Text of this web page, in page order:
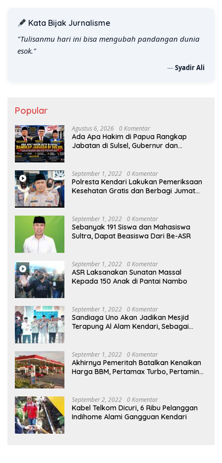
Kata Bijak Jurnalisme
"Tulisanmu hari ini bisa mengubah pandangan dunia
esok."
—Syadir Ali
Popular
Agustus 6, 2026 0 Komentar
Ada Apa Hakim di Papua Rangkap
Jabatan di Sulsel, Gubernur dan
September 1, 2022 0 Komentar
Polresta Kendari Lakukan Pemeriksaan
Kesehatan Gratis dan Berbagi Jumat
September 1, 2022 0 Komentar
Sebanyak 191 Siswa dan Mahasiswa
Sultra, Dapat Beasiswa Dari Be-ASR
September 1, 2022 0 Komentar
ASR Laksanakan Sunatan Massal
Kepada 150 Anak di Pantai Nambo
September 1, 2022 0 Komentar
Sandiaga Uno Akan Jadikan Mesjid
Terapung Al Alam Kendari, Sebagai
September 1, 2022 0 Komentar
Akhirnya Pemeritah Batalkan Kenaikan
Harga BBM, Pertamax Turbo, Pertamina
September 2, 2022 0 Komentar
Kabel Telkom Dicuri, 6 Ribu Pelanggan
Indihome Alami Gangguan Kendari